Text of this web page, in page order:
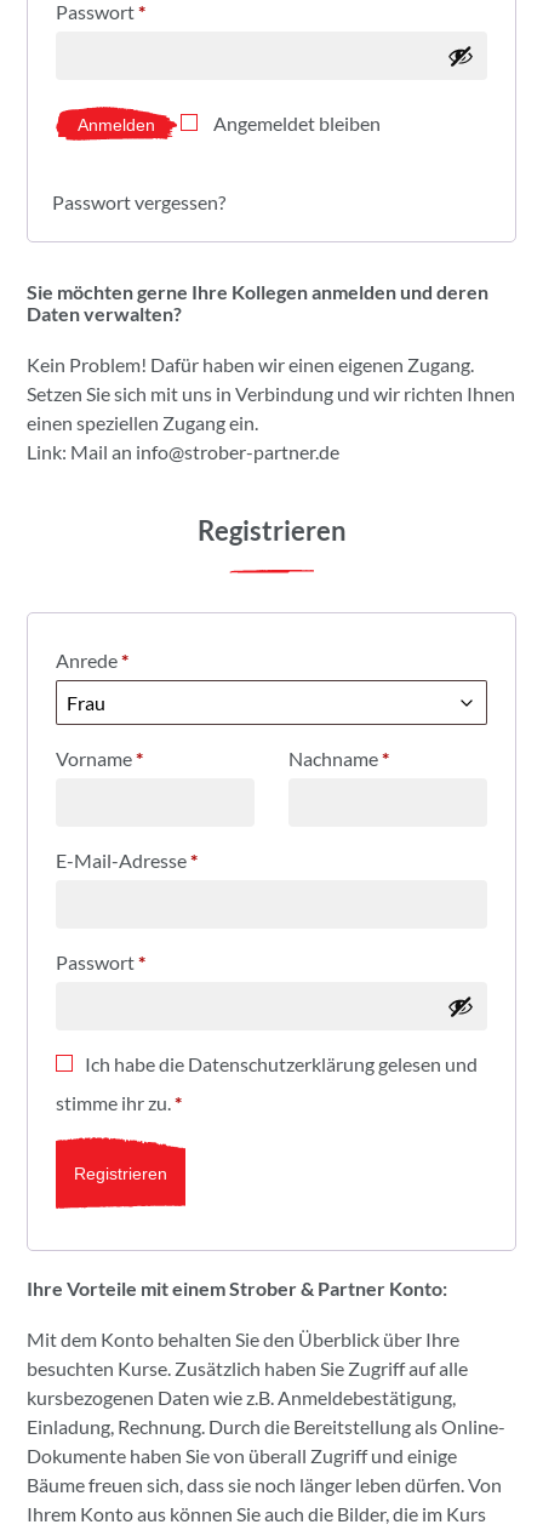
Passwort*
Anmelden Angemeldet bleiben
Passwort vergessen?
Sie möchten gerne Ihre Kollegen anmelden und deren
Daten verwalten?
Kein Problem! Dafür haben wir einen eigenen Zugang.
Setzen Sie sich mit uns in Verbindung und wir richten Ihnen
einen speziellen Zugang ein.
Link: Mail an info@strober-partner.de
Registrieren
Anrede*
Vorname* Nachname*
E-Mail-Adresse*
Passwort*
Ich habe die Datenschutzerklärung gelesen und
stimme ihr zu.*
Registrieren
Ihre Vorteile mit einem Strober & Partner Konto:
Mit dem Konto behalten Sie den Überblick über Ihre
besuchten Kurse. Zusätzlich haben Sie Zugriff auf alle
kursbezogenen Daten wie z.B. Anmeldebestätigung,
Einladung, Rechnung. Durch die Bereitstellung als Online-
Dokumente haben Sie von überall Zugriff und einige
Bäume freuen sich, dass sie noch länger leben dürfen. Von
Ihrem Konto aus können Sie auch die Bilder, die im Kurs